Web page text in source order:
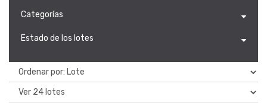
Categorías
Estado de los lotes